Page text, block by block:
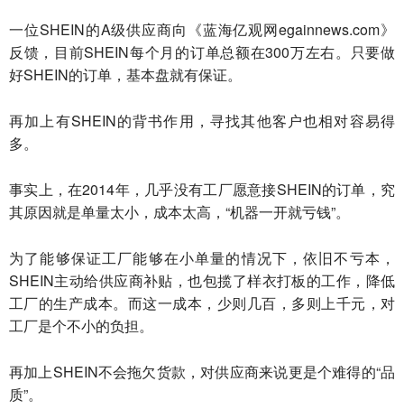
一位SHEIN的A级供应商向《蓝海亿观网egainnews.com》
反馈，目前SHEIN每个月的订单总额在300万左右。只要做
好SHEIN的订单，基本盘就有保证。
再加上有SHEIN的背书作用，寻找其他客户也相对容易得
多。
事实上，在2014年，几乎没有工厂愿意接SHEIN的订单，究
其原因就是单量太小，成本太高，“机器一开就亏钱”。
为了能够保证工厂能够在小单量的情况下，依旧不亏本，
SHEIN主动给供应商补贴，也包揽了样衣打板的工作，降低
工厂的生产成本。而这一成本，少则几百，多则上千元，对
工厂是个不小的负担。
再加上SHEIN不会拖欠货款，对供应商来说更是个难得的“品
质”。